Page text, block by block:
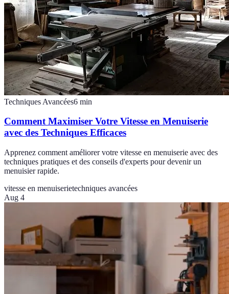
Techniques Avancées6 min
Comment Maximiser Votre Vitesse en Menuiserie
avec des Techniques Efficaces
Apprenez comment améliorer votre vitesse en menuiserie avec des
techniques pratiques et des conseils d'experts pour devenir un
menuisier rapide.
vitesse en menuiserietechniques avancées
Aug 4